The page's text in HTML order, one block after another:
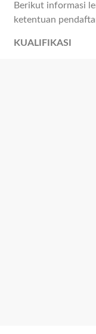
Berikut informasi
ketentuan
KUALIFIKASI